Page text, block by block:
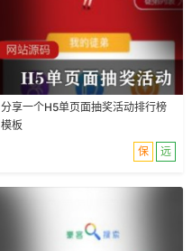
分享一个H5单页面抽奖活动排行榜
模板
保
远